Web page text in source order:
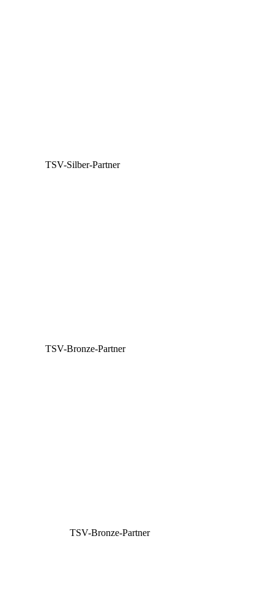
TSV-Silber-Partner
TSV-Bronze-Partner
TSV-Bronze-Partner